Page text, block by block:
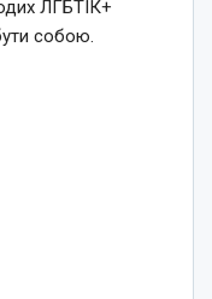
ЛГБТІК+
собою.